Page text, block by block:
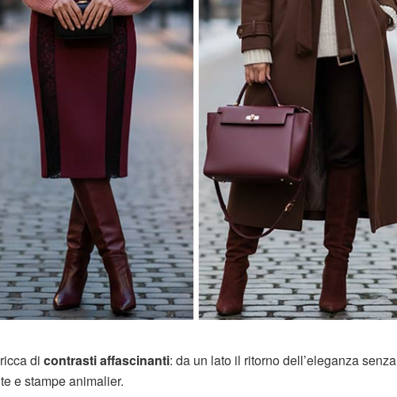
di contrasti affascinanti: da un lato il ritorno dell’eleganza senza
e stampe animalier.